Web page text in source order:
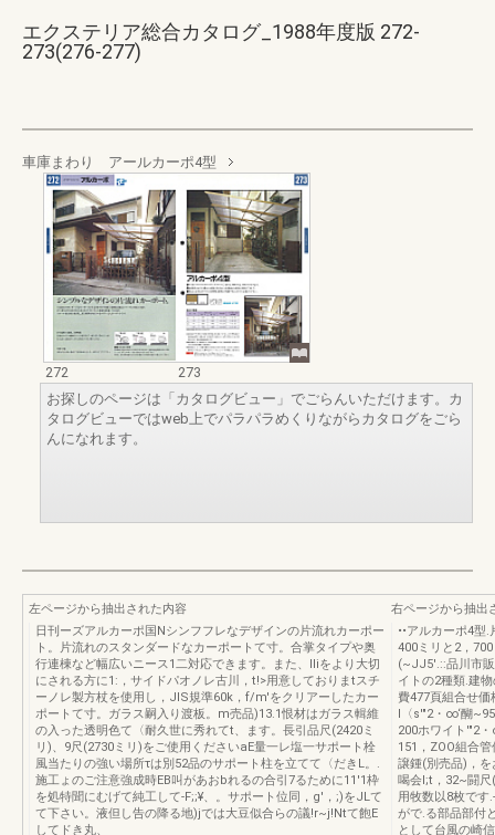
エクステリア総合カタログ_1988年度版 272-
273(276-277)
車庫まわり アールカーポ4型
272
273
お探しのページは「カタログビュー」でごらんいただけます。カ
タログビューではweb上でパラパラめくりながらカタログをごら
んになれます。
左ページから抽出された内容
日刊ーズアルカーポ国Nシンフフレなデザインの片流れカーポー
ト。片流れのスタンダードなカーポートて寸。合掌タイプや奥
行連棟など幅広いニース1二対応できます。また、IIiをより大切
にされる方に1:，サイドパオノレ古川，t!>用意しておりまtスチ
ーノレ製方杖を使用し，JIS規準60k，f/m'をクリアーしたカー
ポートて寸。ガラス嗣入り渡板。m売品)13.1恨材はガラス輯維
の入った透明色て〈耐久世に秀れてt、ます。長引品尺(2420ミ
リ)、9尺(2730ミリ)をご使用くださいaE量一レ塩一サポート栓
風当たりの強い場所τは別52品のサポート柱を立てて〈だきL。.
施工ょのご注意強成時EB叫があおbれるの合引7るために11'1枠
を処特聞にむげて純工して-F;;¥、。サポート位同，g'，;)をJLて
て下さい。液但し告の降る地)jでは大豆似合らの議!r~j!Ntて飽E
してドき丸、
右ページから抽出
••アルカーポ4
400ミリと2，
(~JJ5'.::品川市
イトの2種類.建
費477頁組合せ価
l〈s'"2・∞‘醐
200ホワイト'"2
151，ZOO組合
譲鍾(別売品)，
喝会l;t，32~闘尺
用牧数以8枚です
がで.る部品部付
として台風の崎